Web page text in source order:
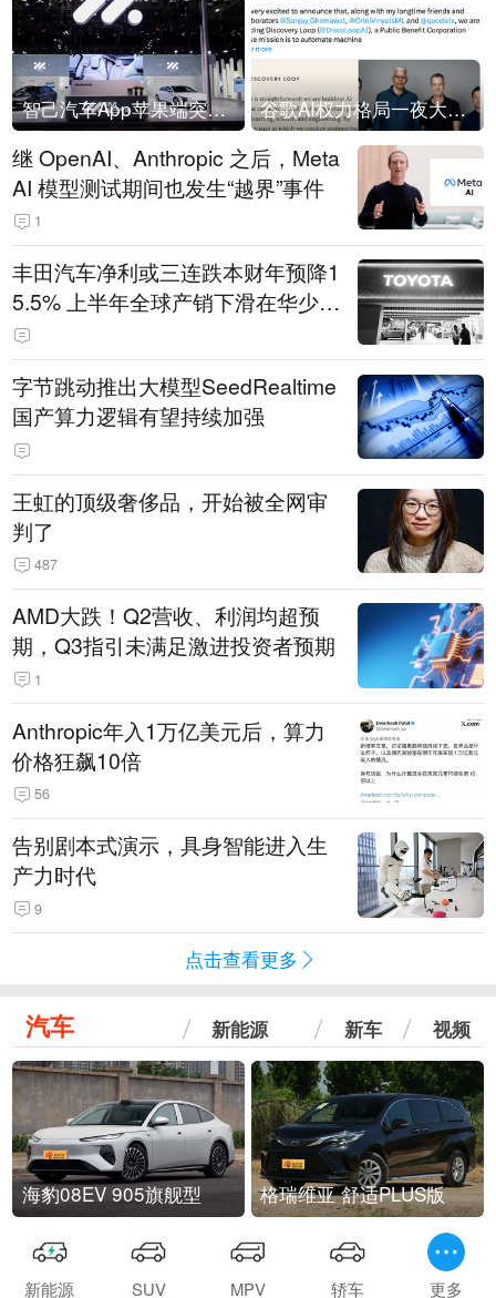
智己汽车App苹果端突然“下架” 谷歌AI权力格局一夜大洗牌
继 OpenAI、Anthropic 之后，Meta
AI 模型测试期间也发生“越界”事件
1
丰田汽车净利或三连跌本财年预降1
5.5% 上半年全球产销下滑在华少卖
14.3万辆
字节跳动推出大模型SeedRealtime
国产算力逻辑有望持续加强
王虹的顶级奢侈品，开始被全网审
判了
487
AMD大跌！Q2营收、利润均超预
期，Q3指引未满足激进投资者预期
1
Anthropic年入1万亿美元后，算力
价格狂飙10倍
56
告别剧本式演示，具身智能进入生
产力时代
9
点击查看更多
汽车 新能源 新车 视频
海豹08EV 905旗舰型 格瑞维亚 舒适PLUS版
新能源 SUV MPV 轿车 更多